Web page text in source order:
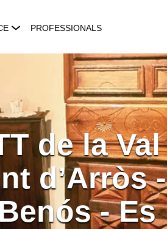
PROFESSIONALS
de la Val
d’Arròs -
- Es